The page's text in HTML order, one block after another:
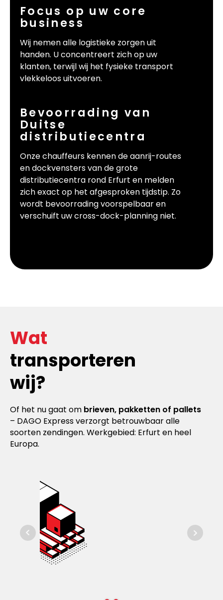
Focus op uw core
business
Wij nemen alle logistieke zorgen uit
handen. U concentreert zich op uw
klanten, terwijl wij het fysieke transport
vlekkeloos uitvoeren.
Bevoorrading van
Duitse
distributiecentra
Onze chauffeurs kennen de aanrij-routes
en dockvensters van de grote
distributiecentra rond Erfurt en melden
zich exact op het afgesproken tijdstip. Zo
wordt bevoorrading voorspelbaar en
verschuift uw cross-dock-planning niet.
Wat
transporteren
wij?
Of het nu gaat om brieven, pakketten of pallets
– DAGO Express verzorgt betrouwbaar alle
soorten zendingen. Werkgebied: Erfurt en heel
Europa.